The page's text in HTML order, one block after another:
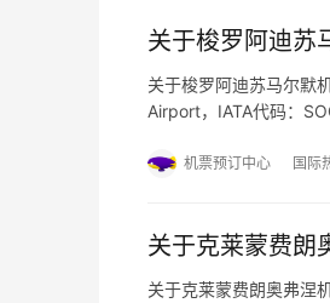
关于梭罗阿迪苏
关于梭罗阿迪苏马尔默
Airport，IATA代码：
机票预订中心 国际
关于克莱蒙费朗
关于克莱蒙费朗奥弗涅